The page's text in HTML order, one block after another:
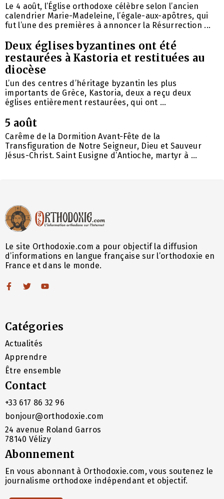
Le 4 août, l’Église orthodoxe célèbre selon l’ancien
calendrier Marie-Madeleine, l’égale-aux-apôtres, qui
fut l’une des premières à annoncer la Résurrection ...
Deux églises byzantines ont été
restaurées à Kastoria et restituées au
diocèse
L’un des centres d’héritage byzantin les plus
importants de Grèce, Kastoria, deux a reçu deux
églises entièrement restaurées, qui ont ...
5 août
Carême de la Dormition Avant-Fête de la
Transfiguration de Notre Seigneur, Dieu et Sauveur
Jésus-Christ. Saint Eusigne d’Antioche, martyr à ...
Le site Orthodoxie.com a pour objectif la diffusion
d’informations en langue française sur l’orthodoxie en
France et dans le monde.
Catégories
Actualités
Apprendre
Être ensemble
Contact
+33 617 86 32 96
bonjour@orthodoxie.com
24 avenue Roland Garros
78140 Vélizy
Abonnement
En vous abonnant à Orthodoxie.com, vous soutenez le
journalisme orthodoxe indépendant et objectif.